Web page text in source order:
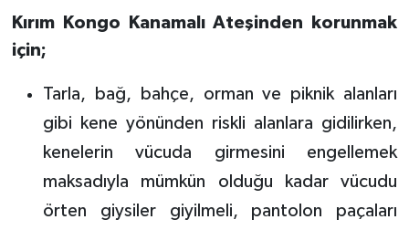
Kırım Kongo Kanamalı Ateşinden korunmak
için;
Tarla, bağ, bahçe, orman ve piknik alanları
gibi kene yönünden riskli alanlara gidilirken,
kenelerin vücuda girmesini engellemek
maksadıyla mümkün olduğu kadar vücudu
örten giysiler giyilmeli, pantolon paçaları